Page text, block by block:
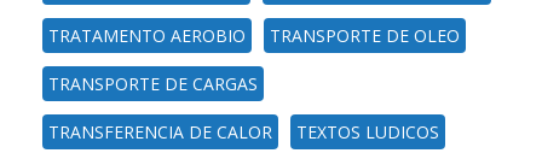
TRATAMENTO AEROBIO TRANSPORTE DE OLEO
TRANSPORTE DE CARGAS
TRANSFERENCIA DE CALOR TEXTOS LUDICOS